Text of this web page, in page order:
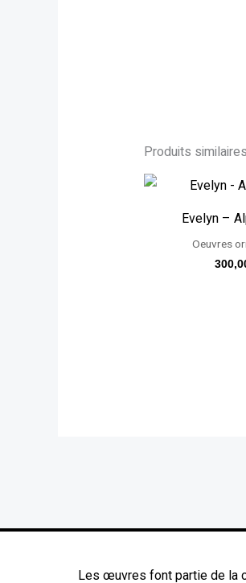
Produits similaires
Evelyn –
Oeuvres
Les œuvres font partie de la